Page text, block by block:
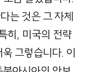
는 것은 그 자체
히, 미국의 전략
그렇습니다. 이